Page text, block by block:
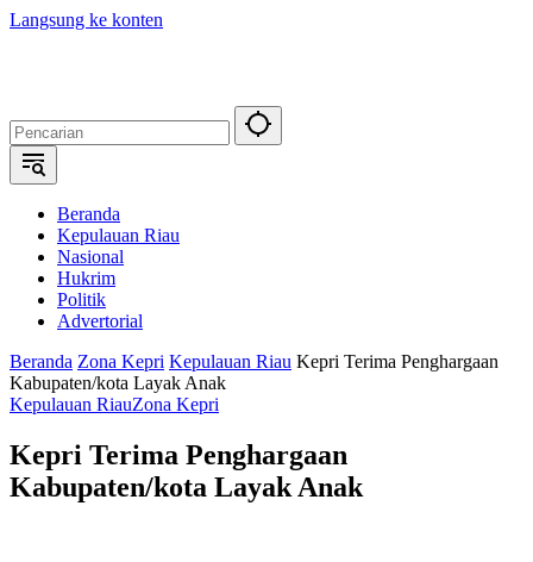
Langsung ke konten
Beranda
Kepulauan Riau
Nasional
Hukrim
Politik
Advertorial
Beranda Zona Kepri Kepulauan Riau Kepri Terima Penghargaan
Kabupaten/kota Layak Anak
Kepulauan RiauZona Kepri
Kepri Terima Penghargaan
Kabupaten/kota Layak Anak